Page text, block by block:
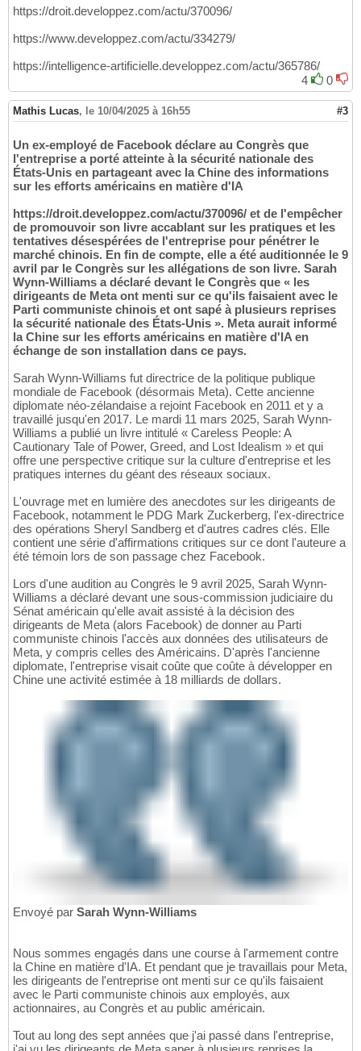
https://droit.developpez.com/actu/370096/
https://www.developpez.com/actu/334279/
https://intelligence-artificielle.developpez.com/actu/365786/
4
0
Mathis Lucas, le 10/04/2025 à 16h55 #3
Un ex-employé de Facebook déclare au Congrès que
l'entreprise a porté atteinte à la sécurité nationale des
États-Unis en partageant avec la Chine des informations
sur les efforts américains en matière d'IA
https://droit.developpez.com/actu/370096/ et de l'empêcher
de promouvoir son livre accablant sur les pratiques et les
tentatives désespérées de l'entreprise pour pénétrer le
marché chinois. En fin de compte, elle a été auditionnée le 9
avril par le Congrès sur les allégations de son livre. Sarah
Wynn-Williams a déclaré devant le Congrès que « les
dirigeants de Meta ont menti sur ce qu'ils faisaient avec le
Parti communiste chinois et ont sapé à plusieurs reprises
la sécurité nationale des États-Unis ». Meta aurait informé
la Chine sur les efforts américains en matière d'IA en
échange de son installation dans ce pays.
Sarah Wynn-Williams fut directrice de la politique publique
mondiale de Facebook (désormais Meta). Cette ancienne
diplomate néo-zélandaise a rejoint Facebook en 2011 et y a
travaillé jusqu'en 2017. Le mardi 11 mars 2025, Sarah Wynn-
Williams a publié un livre intitulé « Careless People: A
Cautionary Tale of Power, Greed, and Lost Idealism » et qui
offre une perspective critique sur la culture d'entreprise et les
pratiques internes du géant des réseaux sociaux.
L'ouvrage met en lumière des anecdotes sur les dirigeants de
Facebook, notamment le PDG Mark Zuckerberg, l'ex-directrice
des opérations Sheryl Sandberg et d'autres cadres clés. Elle
contient une série d'affirmations critiques sur ce dont l'auteure a
été témoin lors de son passage chez Facebook.
Lors d'une audition au Congrès le 9 avril 2025, Sarah Wynn-
Williams a déclaré devant une sous-commission judiciaire du
Sénat américain qu'elle avait assisté à la décision des
dirigeants de Meta (alors Facebook) de donner au Parti
communiste chinois l'accès aux données des utilisateurs de
Meta, y compris celles des Américains. D'après l'ancienne
diplomate, l'entreprise visait coûte que coûte à développer en
Chine une activité estimée à 18 milliards de dollars.
Envoyé par Sarah Wynn-Williams
Nous sommes engagés dans une course à l'armement contre
la Chine en matière d'IA. Et pendant que je travaillais pour Meta,
les dirigeants de l'entreprise ont menti sur ce qu'ils faisaient
avec le Parti communiste chinois aux employés, aux
actionnaires, au Congrès et au public américain.
Tout au long des sept années que j'ai passé dans l'entreprise,